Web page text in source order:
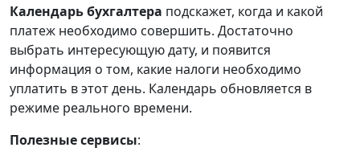
Календарьбухгалтера подскажет, когда и какой
платеж необходимо совершить. Достаточно
выбрать интересующую дату, и появится
информация о том, какие налоги необходимо
уплатить в этот день. Календарь обновляется в
режиме реального времени.
Полезные сервисы: